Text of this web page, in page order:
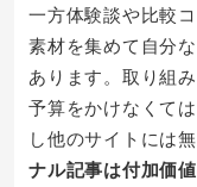
一方体験談や比較
素材を集めて自分
あります。取り組
予算をかけなくて
し他のサイトには
ナル記事は付加価